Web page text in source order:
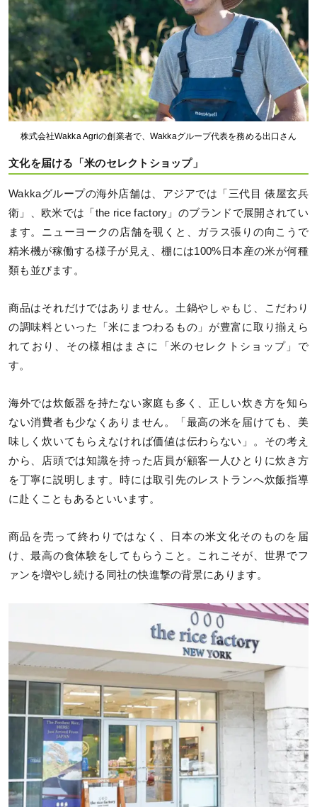
株式会社Wakka Agriの創業者で、Wakkaグループ代表を務める出口さん
文化を届ける「米のセレクトショップ」
Wakkaグループの海外店舗は、アジアでは「三代目 俵屋玄兵
衛」、欧米では「the rice factory」のブランドで展開されてい
ます。ニューヨークの店舗を覗くと、ガラス張りの向こうで
精米機が稼働する様子が見え、棚には100%日本産の米が何種
類も並びます。
商品はそれだけではありません。土鍋やしゃもじ、こだわり
の調味料といった「米にまつわるもの」が豊富に取り揃えら
れており、その様相はまさに「米のセレクトショップ」で
す。
海外では炊飯器を持たない家庭も多く、正しい炊き方を知ら
ない消費者も少なくありません。「最高の米を届けても、美
味しく炊いてもらえなければ価値は伝わらない」。その考え
から、店頭では知識を持った店員が顧客一人ひとりに炊き方
を丁寧に説明します。時には取引先のレストランへ炊飯指導
に赴くこともあるといいます。
商品を売って終わりではなく、日本の米文化そのものを届
け、最高の食体験をしてもらうこと。これこそが、世界でフ
ァンを増やし続ける同社の快進撃の背景にあります。